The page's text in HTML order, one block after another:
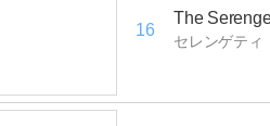
16
The
セレンゲティ